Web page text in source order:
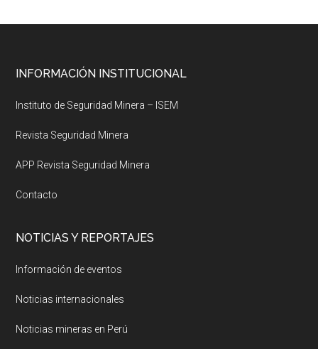
Footer
INFORMACIÓN INSTITUCIONAL
Instituto de Seguridad Minera – ISEM
Revista Seguridad Minera
APP Revista Seguridad Minera
Contacto
NOTICIAS Y REPORTAJES
Información de eventos
Noticias internacionales
Noticias mineras en Perú